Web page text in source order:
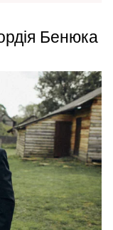
Бенюка